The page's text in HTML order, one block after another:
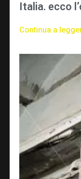
Italia. ecco
Continua a